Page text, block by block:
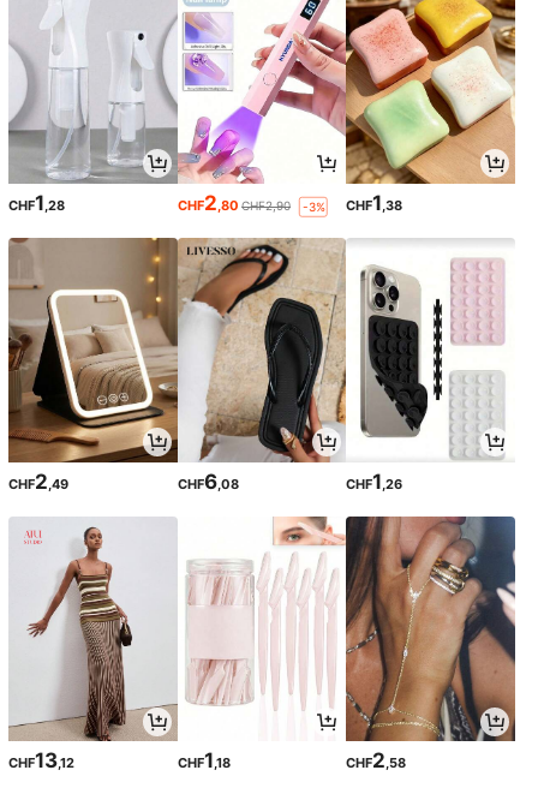
CHF1,28 CHF2,80 CHF2,90 -3% CHF1,38
CHF2,49 CHF6,08 CHF1,26
CHF13,12 CHF1,18 CHF2,58